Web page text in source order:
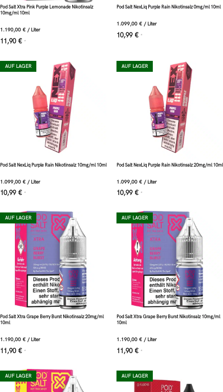
Pod Salt Xtra Pink Purple Lemonade Nikotinsalz
10mg/ml 10ml
1.190,00 € / Liter
11,90 € *
Pod Salt NexLiq Purple Rain Nikotinsalz 0mg/ml 10ml
1.099,00 € / Liter
10,99 € *
AUF LAGER
Pod Salt NexLiq Purple Rain Nikotinsalz 10mg/ml 10ml
1.099,00 € / Liter
10,99 € *
AUF LAGER
Pod Salt NexLiq Purple Rain Nikotinsalz 20mg/ml 10ml
1.099,00 € / Liter
10,99 € *
AUF LAGER
Pod Salt Xtra Grape Berry Burst Nikotinsalz 20mg/ml
10ml
1.190,00 € / Liter
11,90 € *
AUF LAGER
Pod Salt Xtra Grape Berry Burst Nikotinsalz 10mg/ml
10ml
1.190,00 € / Liter
11,90 € *
AUF LAGER AUF LAGER